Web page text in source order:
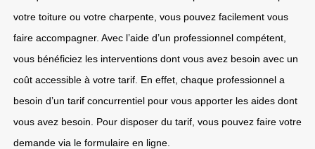
votre toiture ou votre charpente, vous pouvez facilement vous
faire accompagner. Avec l’aide d’un professionnel compétent,
vous bénéficiez les interventions dont vous avez besoin avec un
coût accessible à votre tarif. En effet, chaque professionnel a
besoin d’un tarif concurrentiel pour vous apporter les aides dont
vous avez besoin. Pour disposer du tarif, vous pouvez faire votre
demande via le formulaire en ligne.